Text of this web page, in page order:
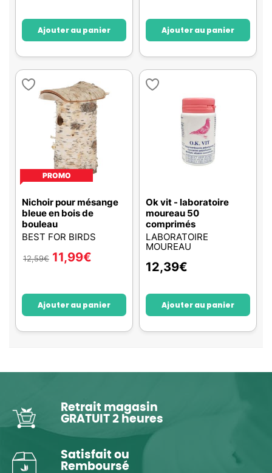
Ajouter au panier Ajouter au panier
PROMO
Nichoir pour mésange
bleue en bois de
bouleau
BEST FOR BIRDS
12,59€ 11,99€
Ajouter au panier
Ok vit - laboratoire
moureau 50
comprimés
LABORATOIRE
MOUREAU
12,39€
Ajouter au panier
Retrait magasin
GRATUIT 2 heures
Satisfait ou
Remboursé